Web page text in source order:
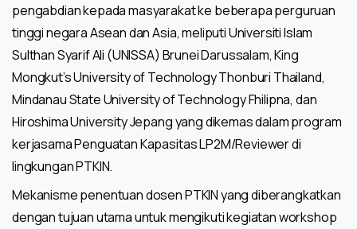
pengabdian kepada masyarakat ke beberapa perguruan
tinggi negara Asean dan Asia, meliputi Universiti Islam
Sulthan Syarif Ali (UNISSA) Brunei Darussalam, King
Mongkut’s University of Technology Thonburi Thailand,
Mindanau State University of Technology Fhilipna, dan
Hiroshima University Jepang yang dikemas dalam program
kerjasama Penguatan Kapasitas LP2M/Reviewer di
lingkungan PTKIN.
Mekanisme penentuan dosen PTKIN yang diberangkatkan
dengan tujuan utama untuk mengikuti kegiatan workshop